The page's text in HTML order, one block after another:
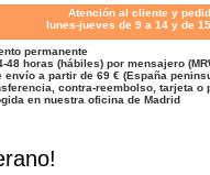
Atención al cliente y
lunes-jueves de 9 a 14 y de
permanente
48 horas (hábiles) por mensajero
envío a partir de 69 € (España
contra-reembolso, tarjeta o
en nuestra oficina de Madrid